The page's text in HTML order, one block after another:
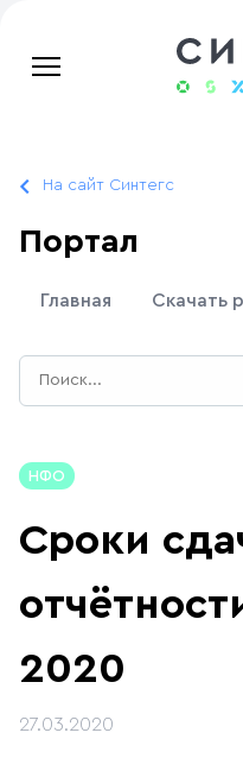
На сайт Синтегс
Портал
Главная Скачать
НФО
Сроки
2020
27.03.2020